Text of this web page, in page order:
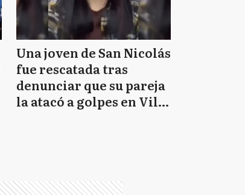
Una joven de San Nicolás
fue rescatada tras
denunciar que su pareja
la atacó a golpes en Villa